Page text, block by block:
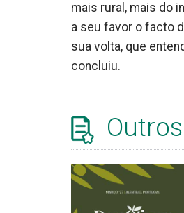
mais rural, mais do
a seu favor o facto
sua volta, que
concluiu.